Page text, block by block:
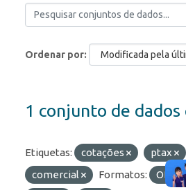
Ordenar por
1 conjunto de
Etiquetas: cotações ptax
comercial
Formatos: